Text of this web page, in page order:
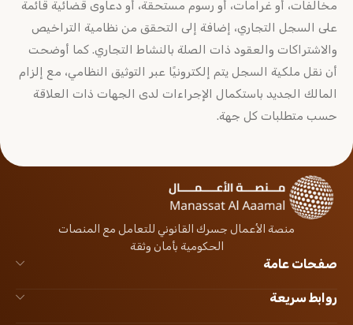
مخالفات، أو غرامات، أو رسوم مستحقة، أو دعاوى قضائية قائمة
على السجل التجاري، إضافة إلى التحقق من نظامية التراخيص
والاشتراكات والعقود ذات الصلة بالنشاط التجاري. كما أوضحت
أن نقل ملكية السجل يتم إلكترونيًا عبر التوثيق النظامي، مع إلزام
المالك الجديد باستكمال الإجراءات لدى الجهات ذات العلاقة
حسب متطلبات كل جهة.
منصة الأعمال جسرك القانوني للتعامل مع المنصات
الحكومية بأمان وثقة
صفحات عامة
روابط سريعة